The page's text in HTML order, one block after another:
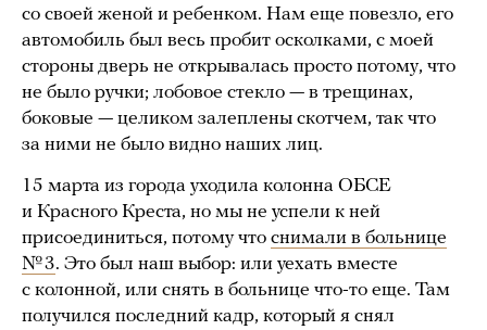
со своей женой и ребенком. Нам еще повезло, его
автомобиль был весь пробит осколками, с моей
стороны дверь не открывалась просто потому, что
не было ручки; лобовое стекло — в трещинах,
боковые — целиком залеплены скотчем, так что
за ними не было видно наших лиц.
15 марта из города уходила колонна ОБСЕ
и Красного Креста, но мы не успели к ней
присоединиться, потому что снимали в больнице
№ 3. Это был наш выбор: или уехать вместе
с колонной, или снять в больнице что-то еще. Там
получился последний кадр, который я снял